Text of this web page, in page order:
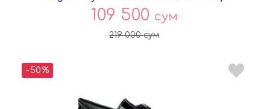
109 500 сум
219 000сум
-50%